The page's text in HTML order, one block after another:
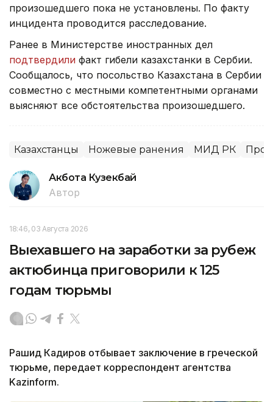
произошедшего пока не установлены. По факту
инцидента проводится расследование.
Ранее в Министерстве иностранных дел
подтвердили факт гибели казахстанки в Сербии.
Сообщалось, что посольство Казахстана в Сербии
совместно с местными компетентными органами
выясняют все обстоятельства произошедшего.
Казахстанцы Ножевые ранения МИД РК
Акбота Кузекбай
Автор
18:46, 03 Августа 2026
Выехавшего на заработки за рубеж
актюбинца приговорили к 125
годам тюрьмы
Рашид Кадиров отбывает заключение в греческой
тюрьме, передает корреспондент агентства
Kazinform.